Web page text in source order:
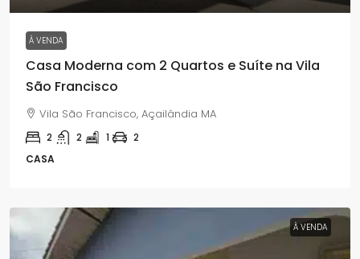
À VENDA
Casa Moderna com 2 Quartos e Suíte na Vila
São Francisco
Vila São Francisco, Açailândia MA
2 2 1
2
CASA
À VENDA